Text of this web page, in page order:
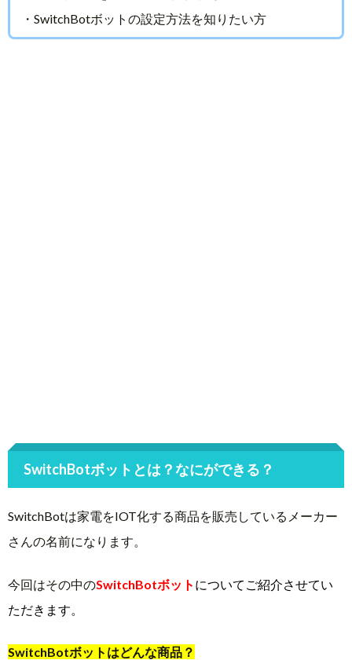
・SwitchBotボットの設定方法を知りたい方
SwitchBotボットとは？なにができる？
SwitchBotは家電をIOT化する商品を販売しているメーカー
さんの名前になります。
今回はその中のSwitchBotボット についてご紹介させてい
ただきます。
SwitchBotボットはどんな商品？